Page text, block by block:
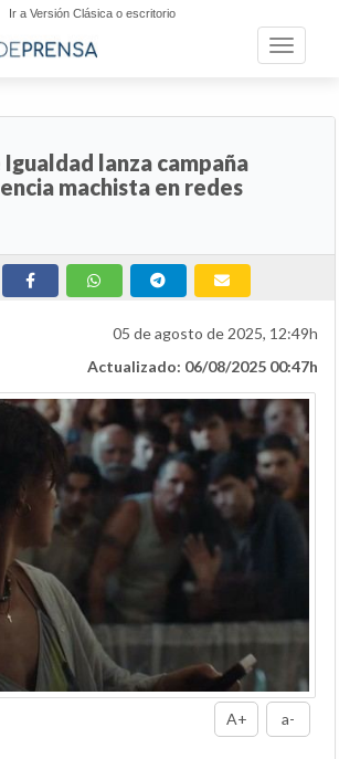
Ir a Versión Clásica o escritorio
Toggle
lanza campaña
machista en redes
05 de agosto de 2025, 12:49h
Actualizado: 06/08/2025 00:47h
A+ a-